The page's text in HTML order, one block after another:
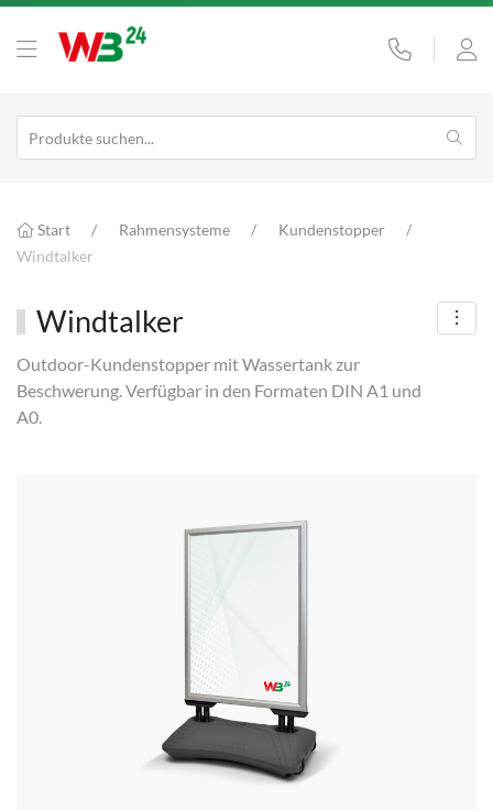
Start Rahmensysteme
Kundenstopper
Windtalker
Windtalker
Outdoor-Kundenstopper mit Wassertank zur
Beschwerung. Verfügbar in den Formaten DIN A1 und
A0.